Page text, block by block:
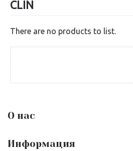
CLIN
There are no products to list.
О нас
Информация